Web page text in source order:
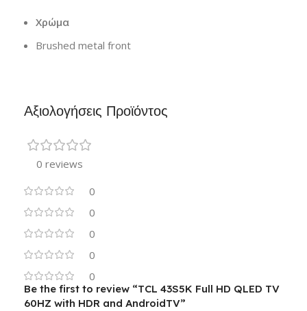
Χρώμα
Brushed metal front
Αξιολογήσεις Προϊόντος
0 reviews
0
0
0
0
0
Be the first to review “TCL 43S5K Full HD QLED TV
60HZ with HDR and AndroidTV”